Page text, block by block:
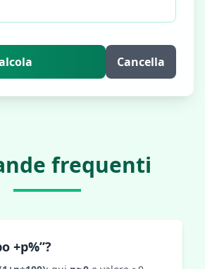
Cancella
frequenti
+p%”?